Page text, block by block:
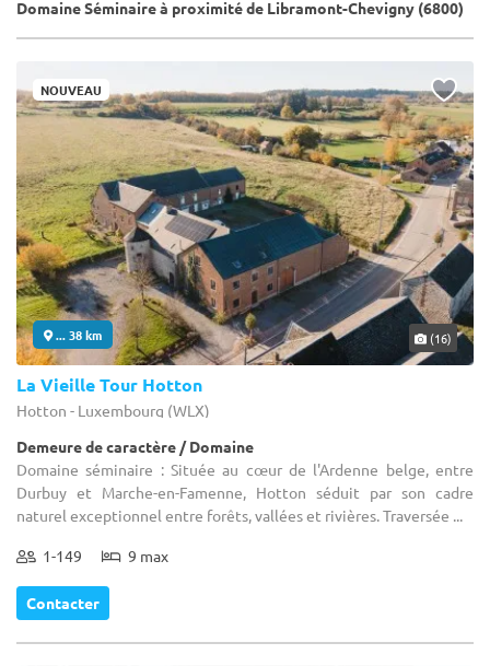
Domaine Séminaire à proximité de Libramont-Chevigny (6800)
NOUVEAU
... 38 km (16)
La Vieille Tour Hotton
Hotton - Luxembourg (WLX)
Demeure de caractère / Domaine
Domaine séminaire : Située au cœur de l'Ardenne belge, entre
Durbuy et Marche-en-Famenne, Hotton séduit par son cadre
naturel exceptionnel entre forêts, vallées et rivières. Traversée ...
1-149 9 max
Contacter